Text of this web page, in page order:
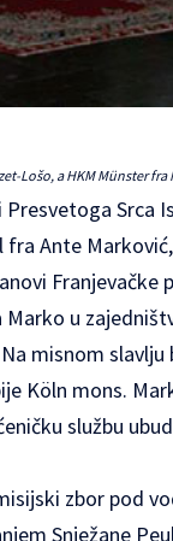
Lošo, a HKM Münster
Ante
u
misnom
Köln mons.
službu
zbor pod
Snježane